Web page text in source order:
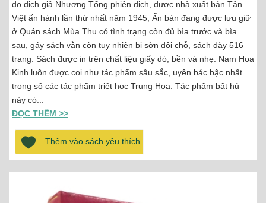
do dịch giả Nhượng Tống phiên dịch, được nhà xuất bản Tân
Việt ấn hành lần thứ nhất năm 1945, Ấn bản đang được lưu giữ
ở Quán sách Mùa Thu có tình trạng còn đủ bìa trước và bìa
sau, gáy sách vẫn còn tuy nhiên bị sờn đôi chỗ, sách dày 516
trang. Sách được in trên chất liệu giấy dó, bền và nhẹ. Nam Hoa
Kinh luôn được coi như tác phẩm sâu sắc, uyên bác bậc nhất
trong số các tác phẩm triết học Trung Hoa. Tác phẩm bất hủ
này có...
ĐỌC THÊM >>
Thêm vào sách yêu thích